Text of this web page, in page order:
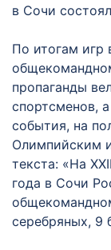
в Сочи
По итогам игр
пропаганды
спортсменов,
события, на
Олимпийским
текста: «На
года в Сочи
серебряных, 9